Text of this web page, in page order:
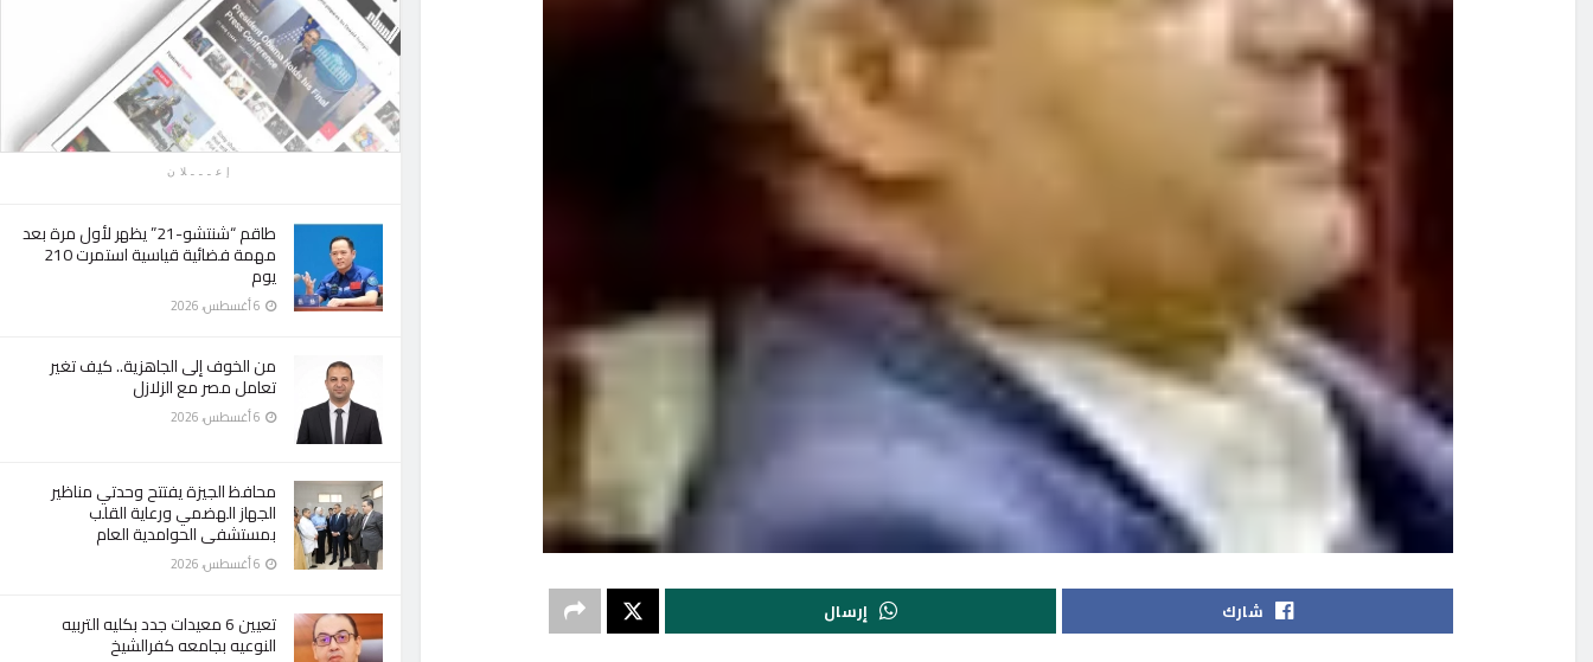
إعـــلان
طاقم “شنتشو-21” يظهر لأول مرة بعد
مهمة فضائية قياسية استمرت 210
يوم
من الخوف إلى الجاهزية.. كيف تغير
تعامل مصر مع الزلازل
محافظ الجيزة يفتتح وحدتي مناظير
الجهاز الهضمي ورعاية القلب
بمستشفى الحوامدية العام
تعيين 6 معيدات جدد بكليه التربيه
النوعيه بجامعه كفرالشيخ
شارك إرسال